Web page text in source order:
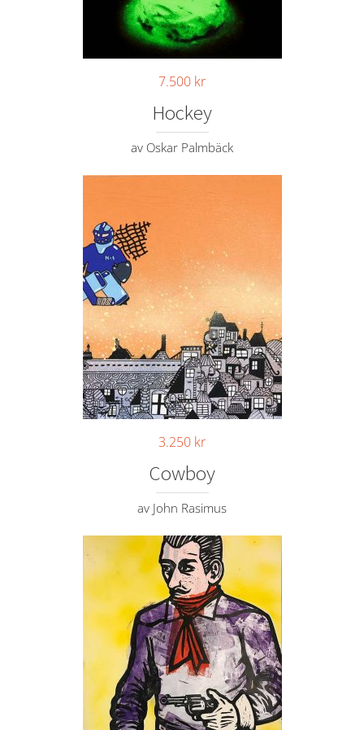
7.500 kr
Hockey
av Oskar Palmbäck
3.250 kr
Cowboy
av John Rasimus